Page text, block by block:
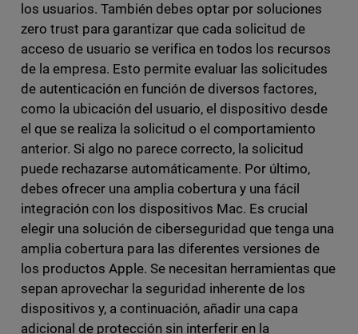
los usuarios. También debes optar por soluciones
zero trust para garantizar que cada solicitud de
acceso de usuario se verifica en todos los recursos
de la empresa. Esto permite evaluar las solicitudes
de autenticación en función de diversos factores,
como la ubicación del usuario, el dispositivo desde
el que se realiza la solicitud o el comportamiento
anterior. Si algo no parece correcto, la solicitud
puede rechazarse automáticamente. Por último,
debes ofrecer una amplia cobertura y una fácil
integración con los dispositivos Mac. Es crucial
elegir una solución de ciberseguridad que tenga una
amplia cobertura para las diferentes versiones de
los productos Apple. Se necesitan herramientas que
sepan aprovechar la seguridad inherente de los
dispositivos y, a continuación, añadir una capa
adicional de protección sin interferir en la